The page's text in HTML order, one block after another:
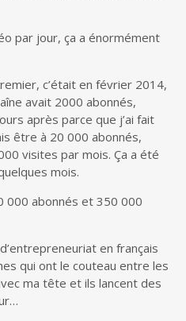
par jour, ça a énormément
c’était en février 2014,
avait 2000 abonnés,
après parce que j’ai fait
être à 20 000 abonnés,
visites par mois. Ça a été
mois.
000 abonnés et 350 000
en français
qui ont le couteau entre les
ma tête et ils lancent des